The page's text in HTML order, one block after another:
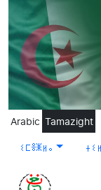
Skip to main
Arabic Tamazight
ⵉⵎⴻⵥⵍⴰ